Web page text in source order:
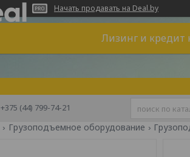
Начать продавать на Deal.by
Лизинг и кредит
+375 (44) 799-74-21
Грузоподъемное оборудование